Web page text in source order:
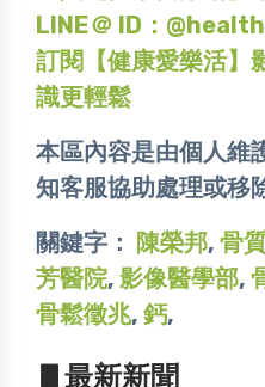
LINE＠ ID：
訂閱【健康愛樂活】
識更輕鬆
本區內容是由個人維
知客服協助處理或移
關鍵字：
陳榮邦, 骨
芳醫院, 影像醫學部,
骨鬆徵兆, 鈣,
▋最新新聞